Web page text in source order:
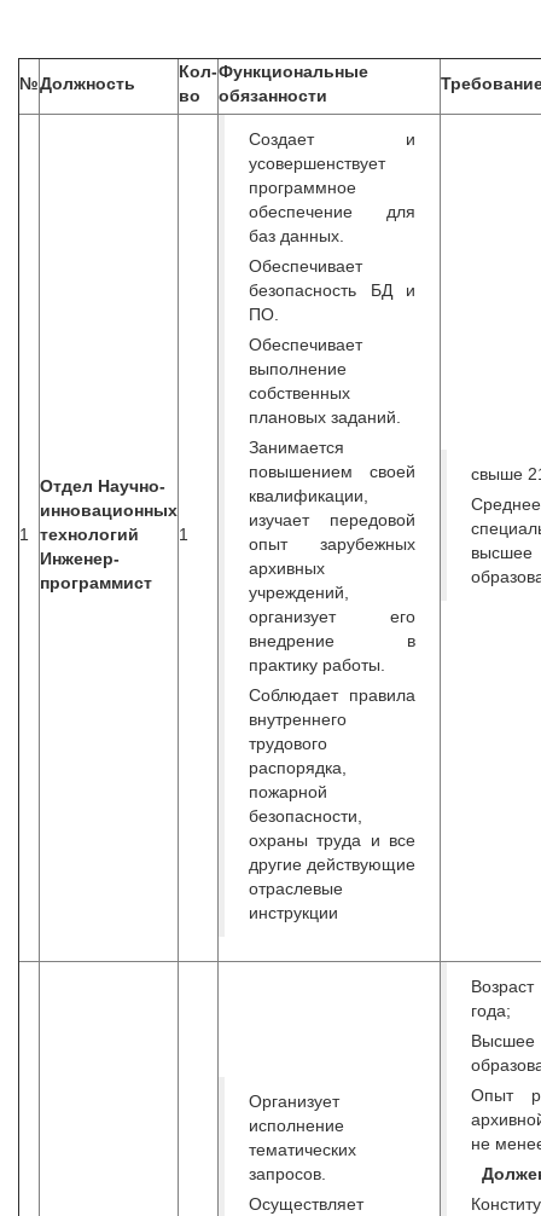
№Должность
Кол-
во
Функциональные
обязанности
1
Отдел Научно-
инновационных
технологий
Инженер-
программист
1
Создает и
усовершенствует
программное
обеспечение для
баз данных.
Обеспечивает
безопасность БД и
ПО.
Обеспечивает
выполнение
собственных
плановых заданий.
Занимается
повышением своей
квалификации,
изучает передовой
опыт зарубежных
архивных
учреждений,
организует его
внедрение в
практику работы.
Соблюдает правила
внутреннего
трудового
распорядка,
пожарной
безопасности,
охраны труда и все
другие действующие
отраслевые
инструкции
свыше
Среднее
высшее
Организует
исполнение
тематических
запросов.
Осуществляет
года;
Высшее
Опыт
не